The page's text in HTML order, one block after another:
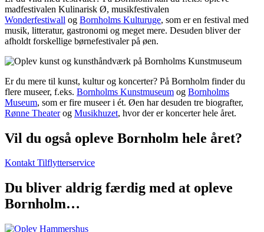
madfestivalen Kulinarisk Ø, musikfestivalen
Wonderfestiwall og Bornholms Kulturuge, som er en festival med
musik, litteratur, gastronomi og meget mere. Desuden bliver der
afholdt forskellige børnefestivaler på øen.
Er du mere til kunst, kultur og koncerter? På Bornholm finder du
flere museer, f.eks. Bornholms Kunstmuseum og Bornholms
Museum, som er fire museer i ét. Øen har desuden tre biografter,
Rønne Theaterog Musikhuzet, hvor der er koncerter hele året.
Vil du også opleve Bornholm hele året?
Kontakt Tilflytterservice
Du bliver aldrig færdig med at opleve
Bornholm…